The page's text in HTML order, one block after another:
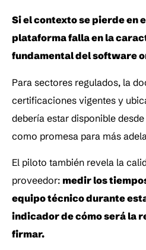
Si el contexto se pierde en
plataforma falla en la
fundamental del software
Para sectores regulados, la
certificaciones vigentes y
debería estar disponible
como promesa para más
El piloto también revela la
proveedor: medir los
equipo técnico durante
indicador de cómo será la
firmar.